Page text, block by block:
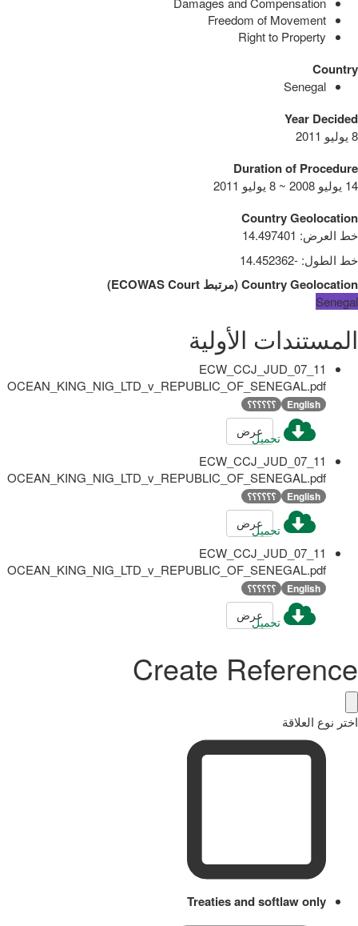
Freedom of Movement
Right to Property
Country
Senegal
Year Decided
8 يوليو 2011
Duration of Procedure
14 يوليو 2008 ~ 8 يوليو 2011
Country Geolocation
خط العرض:
14.497401
خط الطول:
-14.452362
Country Geolocation
(مرتبط ECOWAS Court
)
Senegal
المستندات الأولية
ECW_CCJ_JUD_07_11
OCEAN_KING_NIG_LTD_v_REPUBLIC_OF_SENEGAL.pdf
English ؟؟؟؟؟؟
تحميلعرض
ECW_CCJ_JUD_07_11
OCEAN_KING_NIG_LTD_v_REPUBLIC_OF_SENEGAL.pdf
English ؟؟؟؟؟؟
تحميلعرض
ECW_CCJ_JUD_07_11
OCEAN_KING_NIG_LTD_v_REPUBLIC_OF_SENEGAL.pdf
English ؟؟؟؟؟؟
تحميلعرض
Create Reference
اختر نوع العلاقة
Treaties and softlaw only